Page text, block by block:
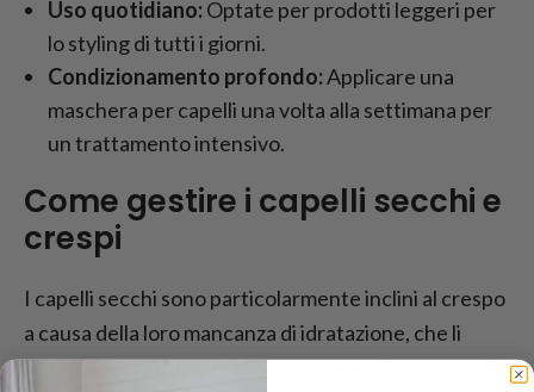
Uso quotidiano:Optate per prodotti leggeri per
lo styling di tutti i giorni.
Condizionamento profondo:Applicare una
maschera per capelli una volta alla settimana per
un trattamento intensivo.
Come gestire i capelli secchi e
crespi
I capelli secchi sono particolarmente inclini al crespo
a causa della loro mancanza di idratazione, che li
rende vulnerabili agli elementi esterni. Per ridurre il